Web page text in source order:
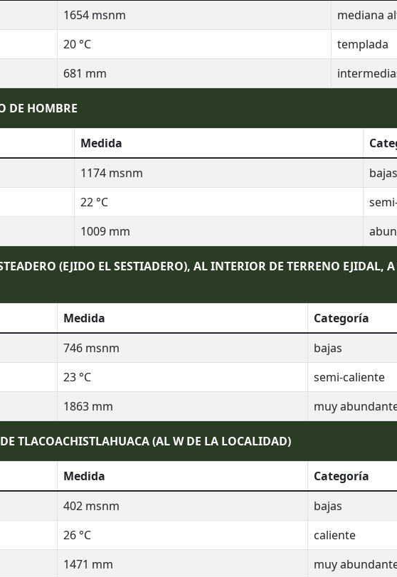
1654 msnm
mediana
20 °C
templada
681 mm
DE HOMBRE
Medida
1174 msnm
bajas
22 °C
1009 mm
(EJIDO EL SESTIADERO), AL INTERIOR DE TERRENO
Medida
Categoría
746 msnm
bajas
23 °C
semi-caliente
1863 mm muy
TLACOACHISTLAHUACA (AL W DE LA LOCALIDAD)
Medida
Categoría
402 msnm
bajas
26 °C
caliente
1471 mm muy